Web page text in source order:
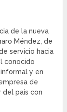
de la nueva
Méndez, de
servicio hacia
conocido
y en
de
del país con